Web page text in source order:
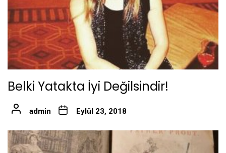
Belki Yatakta İyi Değilsindir!
admin Eylül 23, 2018